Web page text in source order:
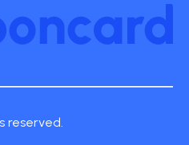
reserved.